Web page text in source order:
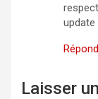
update
Laisser